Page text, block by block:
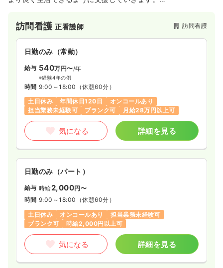
ら一つひとつ解決していくことができます。
訪問看護正看護師 訪問看護
日勤のみ（常勤）
給与 540万円〜/年
※経験4年の例
時間 9:00～18:00 （休憩60分）
土日休み
年間休日120日
オンコールあり
担当業務未経験可
ブランク可 月給28万円以上可
気になる 詳細を見る
日勤のみ（パート）
給与 時給2,000円〜
時間 9:00～18:00 （休憩60分）
土日休み
オンコールあり
担当業務未経験可
ブランク可
時給2,000円以上可
気になる 詳細を見る